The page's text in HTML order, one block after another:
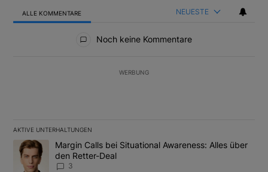
ALLE KOMMENTARE NEUESTE
Noch keine Kommentare
WERBUNG
AKTIVE UNTERHALTUNGEN
Das Folgende ist eine Liste der am meisten kommentierten
Ein Trendartikel mit dem Titel "Margin Calls bei Situational
Margin Calls bei Situational Awareness: Alles über
den Retter-Deal
3